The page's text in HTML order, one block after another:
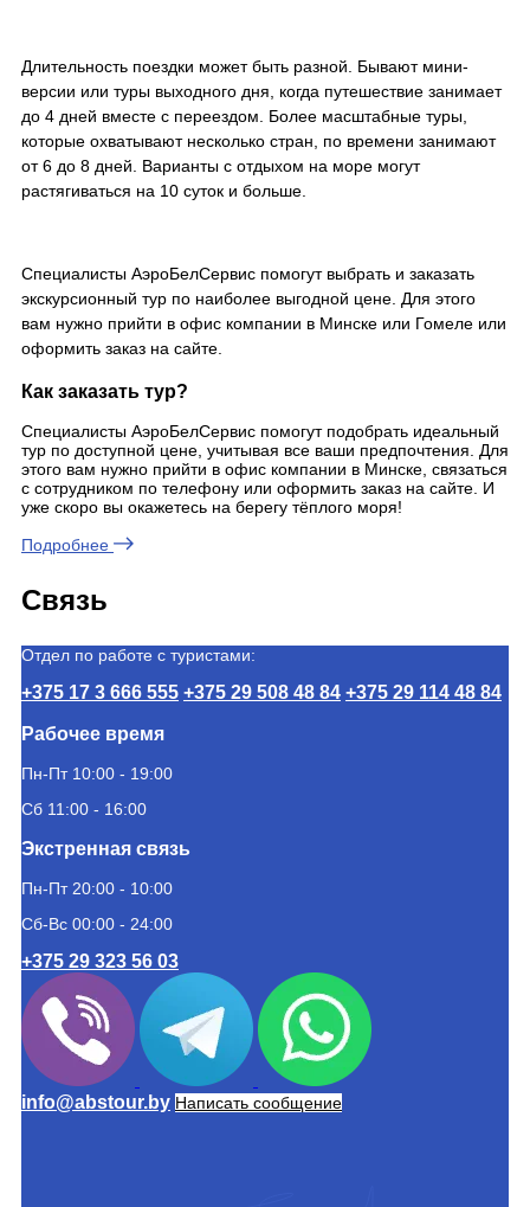
Длительность поездки может быть разной. Бывают мини-
версии или туры выходного дня, когда путешествие занимает
до 4 дней вместе с переездом. Более масштабные туры,
которые охватывают несколько стран, по времени занимают
от 6 до 8 дней. Варианты с отдыхом на море могут
растягиваться на 10 суток и больше.
Специалисты АэроБелСервис помогут выбрать и заказать
экскурсионный тур по наиболее выгодной цене. Для этого
вам нужно прийти в офис компании в Минске или Гомеле или
оформить заказ на сайте.
Как заказать тур?
Специалисты АэроБелСервис помогут подобрать идеальный
тур по доступной цене, учитывая все ваши предпочтения. Для
этого вам нужно прийти в офис компании в Минске, связаться
с сотрудником по телефону или оформить заказ на сайте. И
уже скоро вы окажетесь на берегу тёплого моря!
Подробнее
Связь
Отдел по работе с туристами:
+375 17 3 666 555 +375 29 508 48 84 +375 29 114 48 84
Рабочее время
Пн-Пт 10:00 - 19:00
Сб 11:00 - 16:00
Экстренная связь
Пн-Пт 20:00 - 10:00
Сб-Вс 00:00 - 24:00
+375 29 323 56 03
info@abstour.by Написать сообщение